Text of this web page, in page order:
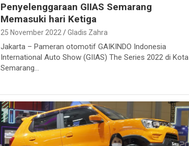
Penyelenggaraan GIIAS Semarang
Memasuki hari Ketiga
25 November 2022 Gladis Zahra
Jakarta – Pameran otomotif GAIKINDO Indonesia
International Auto Show (GIIAS) The Series 2022 di Kota
Semarang…